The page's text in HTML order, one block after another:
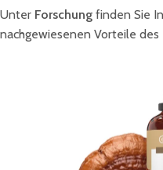
Unter Forschung finden Sie
nachgewiesenen Vorteile des